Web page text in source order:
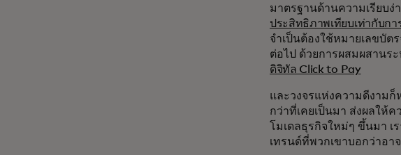
มาตรฐานด้านความเรียบง่
ประสิทธิภาพเทียบเท่ากับกา
จำเป็นต้องใช้หมายเลขบัต
ต่อไป ด้วยการผสมผสานระ
ดิจิทัล Click to Pay
และวงจรแห่งความดีงามก็
กว่าที่เคยเป็นมา ส่งผลให้
โมเดลธุรกิจใหม่ๆ ขึ้นมา
เทรนด์ที่พวกเขาบอกว่าอา